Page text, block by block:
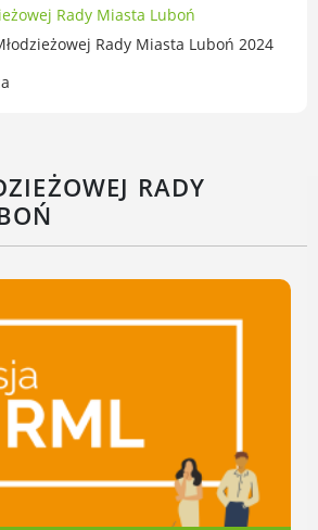
społeczne i ewaluacje
Budżet Obywatelski
miejskie
barier - seniorzy i osoby z
RADY
Rady Miasta Luboń
Rady Miasta Luboń 2024